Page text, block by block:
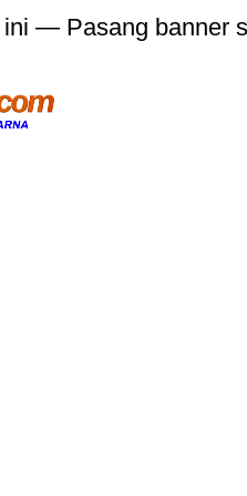
— Pasang banner